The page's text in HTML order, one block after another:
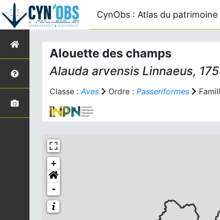
CynObs : Atlas du
Alouette des champs
Alauda arvensis Linnaeus,
Classe :Aves Ordre : Passeriformes
+
-